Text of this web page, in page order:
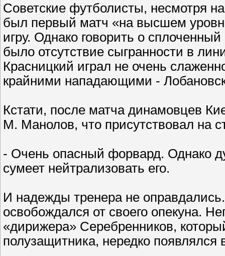
Советские футболисты, несмотря
был первый матч «на высшем
игру. Однако говорить о
было отсутствие сыгранности в
Красницкий играл не очень
крайними нападающими -
Кстати, после матча динамовцев
М. Манолов, что присутствовал на
- Очень опасный форвард. Однако
сумеет нейтрализовать его.
И надежды тренера не
освобождался от своего опекуна.
«дирижера» Серебренников,
полузащитника, нередко появлялся